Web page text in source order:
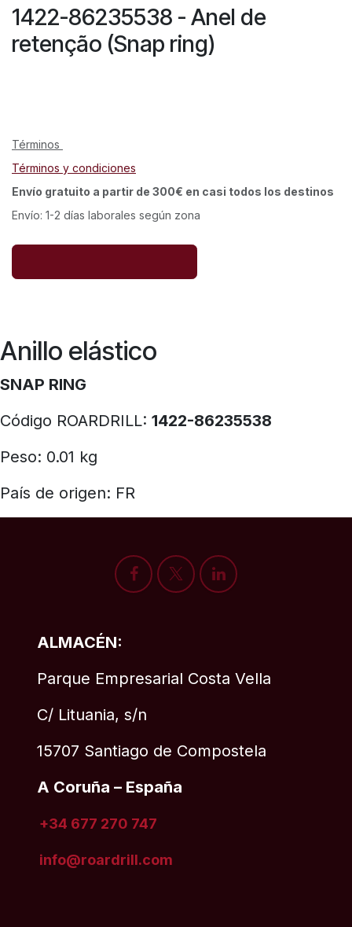
1422-86235538 - Anel de
retenção (Snap ring)
Términos
Términos y condiciones
Envío gratuito a partir de 300€ en casi todos los destinos
Envío: 1-2 días laborales según zona
Anillo elástico
SNAP RING
Código ROARDRILL: 1422-86235538
Peso: 0.01 kg
País de origen: FR
ALMACÉN:
Parque Empresarial Costa Vella
C/ Lituania, s/n
15707 Santiago de Compostela
A Coruña – España
+34 677 270 747
info@roardrill.com